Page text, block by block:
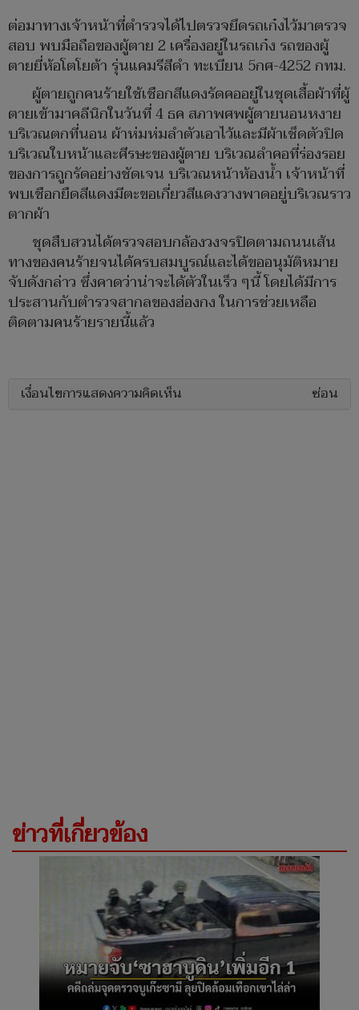
ต่อมาทางเจ้าหน้าที่ตำรวจได้ไปตรวจยึดรถเก๋งไว้มาตรวจ
สอบ พบมือถือของผู้ตาย 2 เครื่องอยู่ในรถเก๋ง รถของผู้
ตายยี่ห้อโตโยต้า รุ่นแคมรีสีดำ ทะเบียน 5กศ-4252 กทม.
ผู้ตายถูกคนร้ายใช้เชือกสีแดงรัดคออยู่ในชุดเสื้อผ้าที่ผู้
ตายเข้ามาคลีนิกในวันที่ 4 ธค สภาพศพผู้ตายนอนหงาย
บริเวณตกที่นอน ผ้าห่มห่มลำตัวเอาไว้และมีผ้าเช็ดตัวปิด
บริเวณใบหน้าและศีรษะของผู้ตาย บริเวณลำคอที่ร่องรอย
ของการถูกรัดอย่างชัดเจน บริเวณหน้าห้องน้ำ เจ้าหน้าที่
พบเชือกยืดสีแดงมีตะขอเกี่ยวสีแดงวางพาดอยู่บริเวณราว
ตากผ้า
ชุดสืบสวนได้ตรวจสอบกล้องวงจรปิดตามถนนเส้น
ทางของคนร้ายจนได้ครบสมบูรณ์และได้ขออนุมัติหมาย
จับดังกล่าว ซึ่งคาดว่าน่าจะได้ตัวในเร็ว ๆนี้ โดยได้มีการ
ประสานกับตำรวจสากลของฮ่องกง ในการช่วยเหลือ
ติดตามคนร้ายรายนี้แล้ว
เงื่อนไขการแสดงความคิดเห็น ซ่อน
ข่าวที่เกี่ยวข้อง